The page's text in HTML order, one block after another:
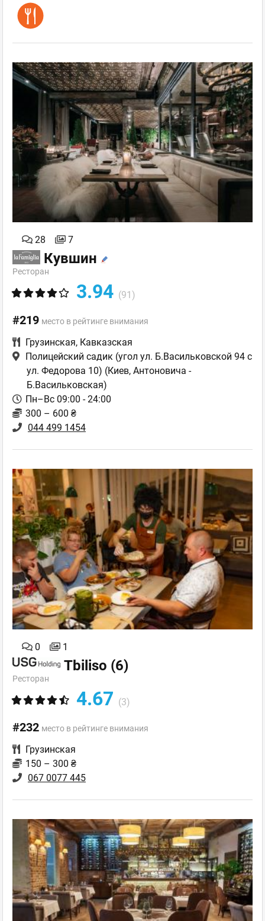
28 7
Кувшин
Ресторан
3.94 (91)
#219 место в рейтинге внимания
Грузинская, Кавказская
Полицейский садик (угол ул. Б.Васильковской 94 с
ул. Федорова 10) (Киев, Антоновича -
Б.Васильковская)
Пн–Вс 09:00 - 24:00
300 – 600 ₴
044 499 1454
0 1
Tbiliso (6)
Ресторан
4.67 (3)
#232 место в рейтинге внимания
Грузинская
150 – 300 ₴
067 0077 445